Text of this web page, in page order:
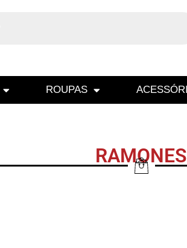
ROUPAS
RAMONES